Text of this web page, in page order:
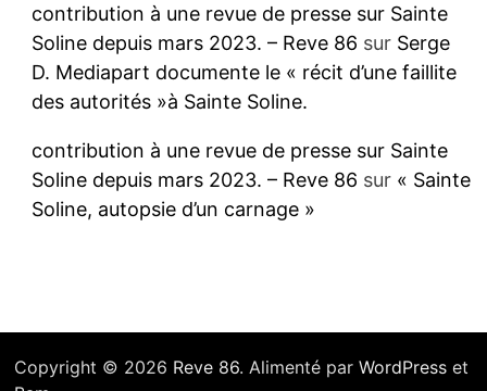
contribution à une revue de presse sur Sainte
Soline depuis mars 2023. – Reve 86 sur Serge
D. Mediapart documente le « récit d’une faillite
des autorités »à Sainte Soline.
contribution à une revue de presse sur Sainte
Soline depuis mars 2023. – Reve 86 sur « Sainte
Soline, autopsie d’un carnage »
Copyright © 2026 Reve 86. Alimenté par WordPresset